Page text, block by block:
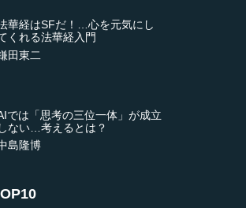
華経はSFだ！…心を元気にし
くれる法華経入門
田東二
では「思考の三位一体」が成立
しない…考えるとは？
島隆博